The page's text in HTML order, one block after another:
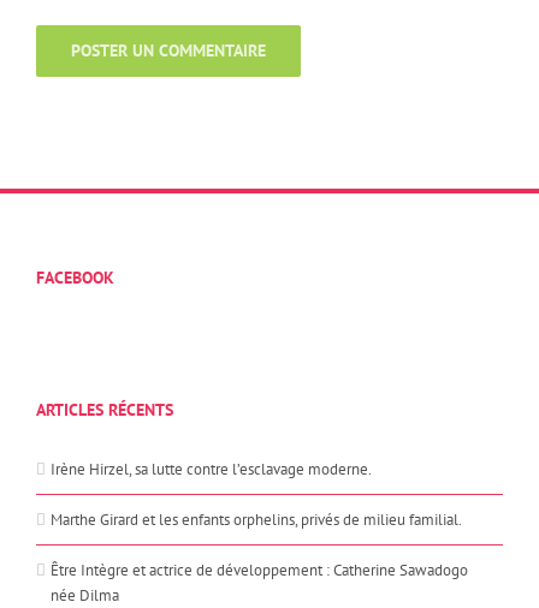
FACEBOOK
ARTICLES RÉCENTS
Irène Hirzel, sa lutte contre l’esclavage moderne.
Marthe Girard et les enfants orphelins, privés de milieu familial.
Être Intègre et actrice de développement : Catherine Sawadogo
née Dilma